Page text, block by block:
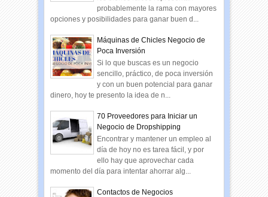
probablemente la rama con mayores
opciones y posibilidades para ganar buen d...
Máquinas de Chicles Negocio de
Poca Inversión
Si lo que buscas es un negocio
sencillo, práctico, de poca inversión
y con un buen potencial para ganar
dinero, hoy te presento la idea de n...
70 Proveedores para Iniciar un
Negocio de Dropshipping
Encontrar y mantener un empleo al
día de hoy no es tarea fácil, y por
ello hay que aprovechar cada
momento del día para intentar ahorrar alg...
Contactos de Negocios